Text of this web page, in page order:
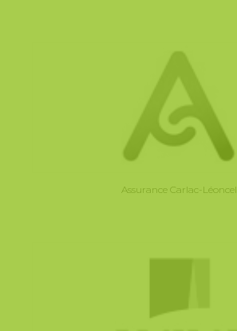
Assurance Carlac-Léoncel